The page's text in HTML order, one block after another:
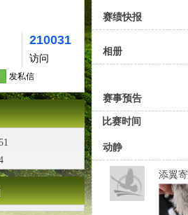
210031
访问
发私信
赛绩快报
相册
赛事预告
比赛时间
动静
添翼